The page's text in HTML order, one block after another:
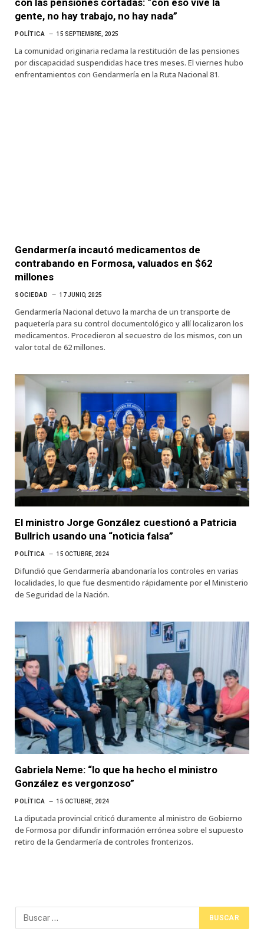
con las pensiones cortadas: “con eso vive la
gente, no hay trabajo, no hay nada”
POLÍTICA 15 SEPTIEMBRE, 2025
La comunidad originaria reclama la restitución de las pensiones
por discapacidad suspendidas hace tres meses. El viernes hubo
enfrentamientos con Gendarmería en la Ruta Nacional 81.
Gendarmería incautó medicamentos de
contrabando en Formosa, valuados en $62
millones
SOCIEDAD 17 JUNIO, 2025
Gendarmería Nacional detuvo la marcha de un transporte de
paquetería para su control documentológico y allí localizaron los
medicamentos. Procedieron al secuestro de los mismos, con un
valor total de 62 millones.
El ministro Jorge González cuestionó a Patricia
Bullrich usando una “noticia falsa”
POLÍTICA 15 OCTUBRE, 2024
Difundió que Gendarmería abandonaría los controles en varias
localidades, lo que fue desmentido rápidamente por el Ministerio
de Seguridad de la Nación.
Gabriela Neme: “lo que ha hecho el ministro
González es vergonzoso”
POLÍTICA 15 OCTUBRE, 2024
La diputada provincial criticó duramente al ministro de Gobierno
de Formosa por difundir información errónea sobre el supuesto
retiro de la Gendarmería de controles fronterizos.